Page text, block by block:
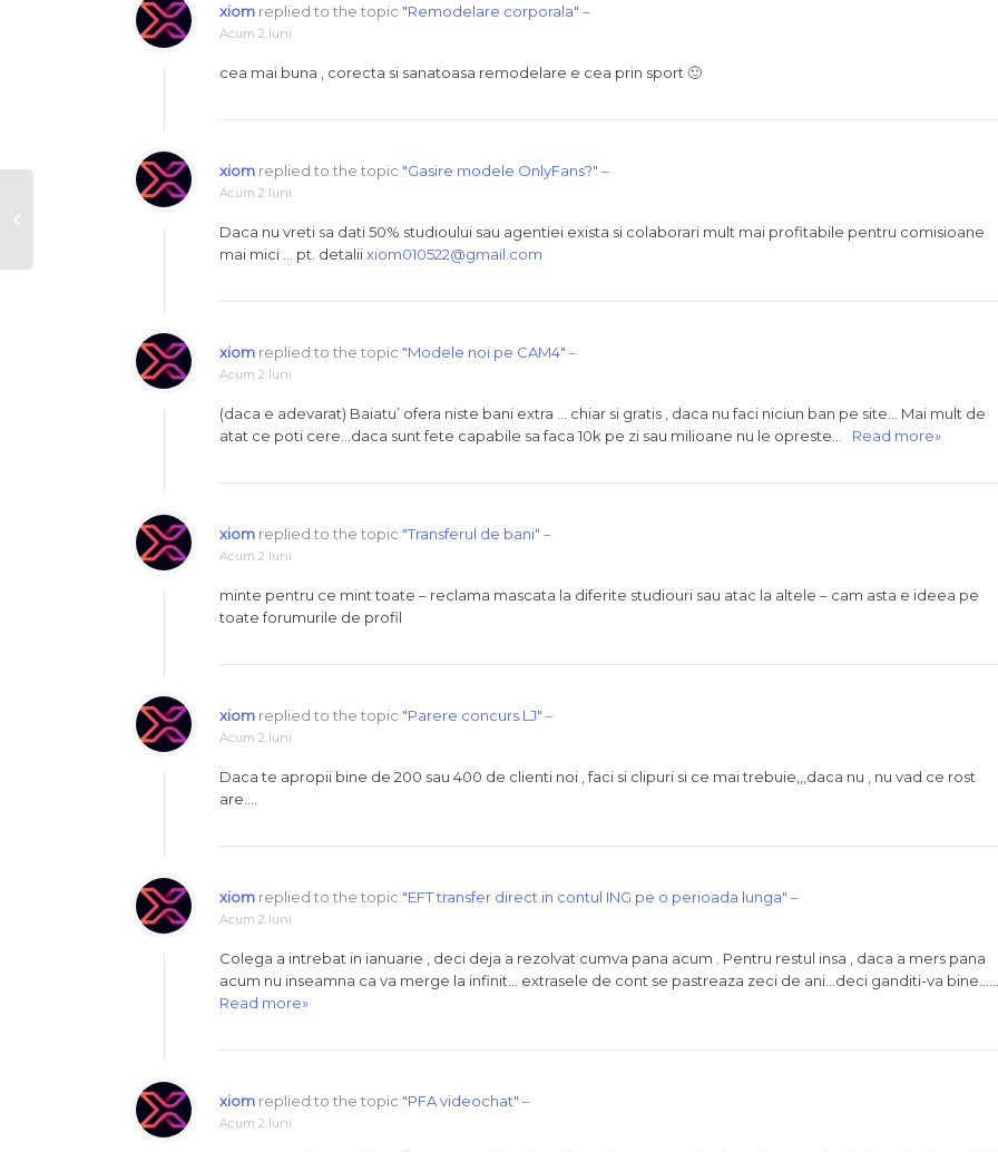
xiom replied to the topic "Remodelare corporala" –
Acum 2 luni
cea mai buna , corecta si sanatoasa remodelare e cea prin sport 🙂
xiom replied to the topic "Gasire modele OnlyFans?" –
Acum 2 luni
Daca nu vreti sa dati 50% studioului sau agentiei exista si colaborari mult mai profitabile pentru comisioane
mai mici … pt. detaliixiom010522@gmail.com
xiom replied to the topic "Modele noi pe CAM4" –
Acum 2 luni
(daca e adevarat) Baiatu’ ofera niste bani extra … chiar si gratis , daca nu faci niciun ban pe site… Mai mult de
atat ce poti cere…daca sunt fete capabile sa faca 10k pe zi sau milioane nu le opreste… Read more»
xiom replied to the topic "Transferul de bani" –
Acum 2 luni
minte pentru ce mint toate – reclama mascata la diferite studiouri sau atac la altele – cam asta e ideea pe
toate forumurile de profil
xiom replied to the topic "Parere concurs LJ" –
Acum 2 luni
Daca te apropii bine de 200 sau 400 de clienti noi , faci si clipuri si ce mai trebuie,,,daca nu , nu vad ce rost
are….
xiom replied to the topic "EFT transfer direct in contul ING pe o perioada lunga" –
Acum 2 luni
Colega a intrebat in ianuarie , deci deja a rezolvat cumva pana acum . Pentru restul insa , daca a mers pana
acum nu inseamna ca va merge la infinit… extrasele de cont se pastreaza zeci de ani…deci ganditi-va
Read more»
xiom replied to the topic "PFA videochat" –
Acum 2 luni